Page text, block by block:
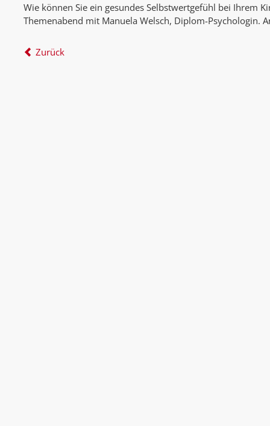
Wie können Sie ein gesundes Selbstwertgefühl bei Ihrem
Themenabend mit Manuela Welsch, Diplom-Psychologin.
Zurück